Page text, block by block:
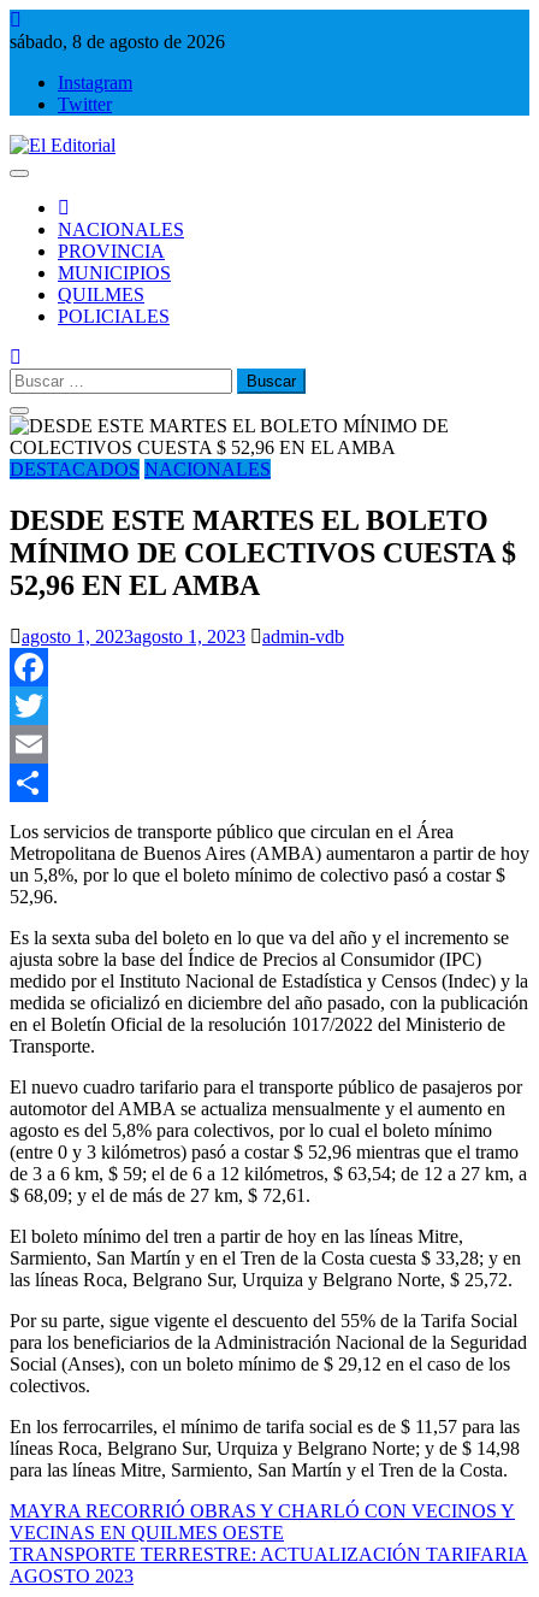
Saltar
al
sábado, 8 de agosto de 2026
Instagram
Twitter
NACIONALES
PROVINCIA
MUNICIPIOS
QUILMES
POLICIALES
Buscar:
DESTACADOS NACIONALES
DESDE ESTE MARTES EL BOLETO
MÍNIMO DE COLECTIVOS CUESTA $
52,96 EN EL AMBA
agosto 1, 2023agosto 1, 2023 admin-vdb
Facebook
Twitter
Email
Compartir
Los servicios de transporte público que circulan en el Área
Metropolitana de Buenos Aires (AMBA) aumentaron a partir de hoy
un 5,8%, por lo que el boleto mínimo de colectivo pasó a costar $
52,96.
Es la sexta suba del boleto en lo que va del año y el incremento se
ajusta sobre la base del Índice de Precios al Consumidor (IPC)
medido por el Instituto Nacional de Estadística y Censos (Indec) y la
medida se oficializó en diciembre del año pasado, con la publicación
en el Boletín Oficial de la resolución 1017/2022 del Ministerio de
Transporte.
El nuevo cuadro tarifario para el transporte público de pasajeros por
automotor del AMBA se actualiza mensualmente y el aumento en
agosto es del 5,8% para colectivos, por lo cual el boleto mínimo
(entre 0 y 3 kilómetros) pasó a costar $ 52,96 mientras que el tramo
de 3 a 6 km, $ 59; el de 6 a 12 kilómetros, $ 63,54; de 12 a 27 km, a
$ 68,09; y el de más de 27 km, $ 72,61.
El boleto mínimo del tren a partir de hoy en las líneas Mitre,
Sarmiento, San Martín y en el Tren de la Costa cuesta $ 33,28; y en
las líneas Roca, Belgrano Sur, Urquiza y Belgrano Norte, $ 25,72.
Por su parte, sigue vigente el descuento del 55% de la Tarifa Social
para los beneficiarios de la Administración Nacional de la Seguridad
Social (Anses), con un boleto mínimo de $ 29,12 en el caso de los
colectivos.
En los ferrocarriles, el mínimo de tarifa social es de $ 11,57 para las
líneas Roca, Belgrano Sur, Urquiza y Belgrano Norte; y de $ 14,98
para las líneas Mitre, Sarmiento, San Martín y el Tren de la Costa.
Navegación
de
entradas
MAYRA RECORRIÓ OBRAS Y CHARLÓ CON VECINOS Y
VECINAS EN QUILMES OESTE
TRANSPORTE TERRESTRE: ACTUALIZACIÓN TARIFARIA
AGOSTO 2023